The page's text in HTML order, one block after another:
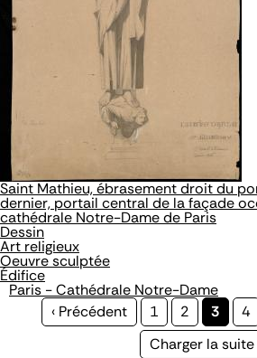
Saint Mathieu, ébrasement droit du
dernier, portail central de la façade
cathédrale Notre-Dame de Paris
Dessin
Art religieux
Oeuvre sculptée
Édifice
Paris - Cathédrale Notre-Dame
Page
‹ Précédent Page
1 Page
2
Page
3 4
Page
Charger la suite